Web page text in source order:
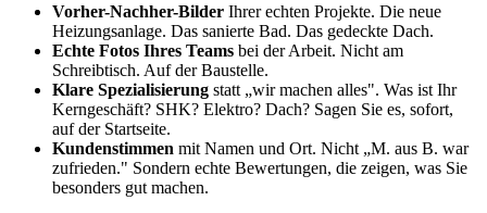
Vorher-Nachher-Bilder Ihrer echten Projekte. Die neue
Heizungsanlage. Das sanierte Bad. Das gedeckte Dach.
Echte Fotos Ihres Teams bei der Arbeit. Nicht am
Schreibtisch. Auf der Baustelle.
Klare Spezialisierung statt „wir machen alles". Was ist Ihr
Kerngeschäft? SHK? Elektro? Dach? Sagen Sie es, sofort,
auf der Startseite.
Kundenstimmen mit Namen und Ort. Nicht „M. aus B. war
zufrieden." Sondern echte Bewertungen, die zeigen, was Sie
besonders gut machen.